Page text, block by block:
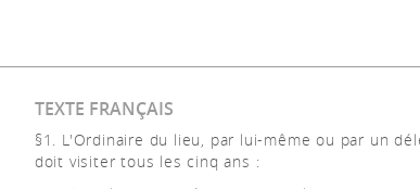
TEXTE FRANÇAIS
§1. L'Ordinaire du lieu, par lui-même ou par un
doit visiter tous les cinq ans :